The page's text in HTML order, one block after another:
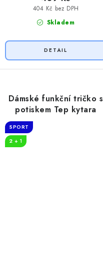
Skladem
404 Kč bez DPH
Dámské funkční tričko s
potiskem Tep kytara
SPORT
2 + 1